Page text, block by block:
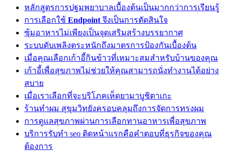
หลักสูตรการปฐมพยาบาลเบื้องต้นเป็นมากกว่าการเรียนรู้
การเลือกใช้ Endpoint จึงเป็นการตัดสินใจ
ซุ้มอาหารไม่เพียงเป็นจุดเสริมสร้างบรรยากาศ
ระบบดับเพลิงตระหนักถึงมาตรการป้องกันเบื้องต้น
เมื่อคุณเลือกเก้าอี้กินข้าวที่เหมาะสมสำหรับบ้านของคุณ
เก้าอี้เพื่อสุขภาพไม่ช่วยให้คุณสามารถนั่งทำงานได้อย่าง
สบาย
เมื่อเราเลือกที่จะบริโภคเห็ดยามาบูชิตาเกะ
ร้านทำผม สุขุมวิทยังครอบคลุมถึงการจัดการทรงผม
การดูแลสุขภาพผ่านการเลือกทานอาหารเพื่อสุขภาพ
บริการรับทำ seo ติดหน้าแรกคือคำตอบที่ธุรกิจของคุณ
ต้องการ